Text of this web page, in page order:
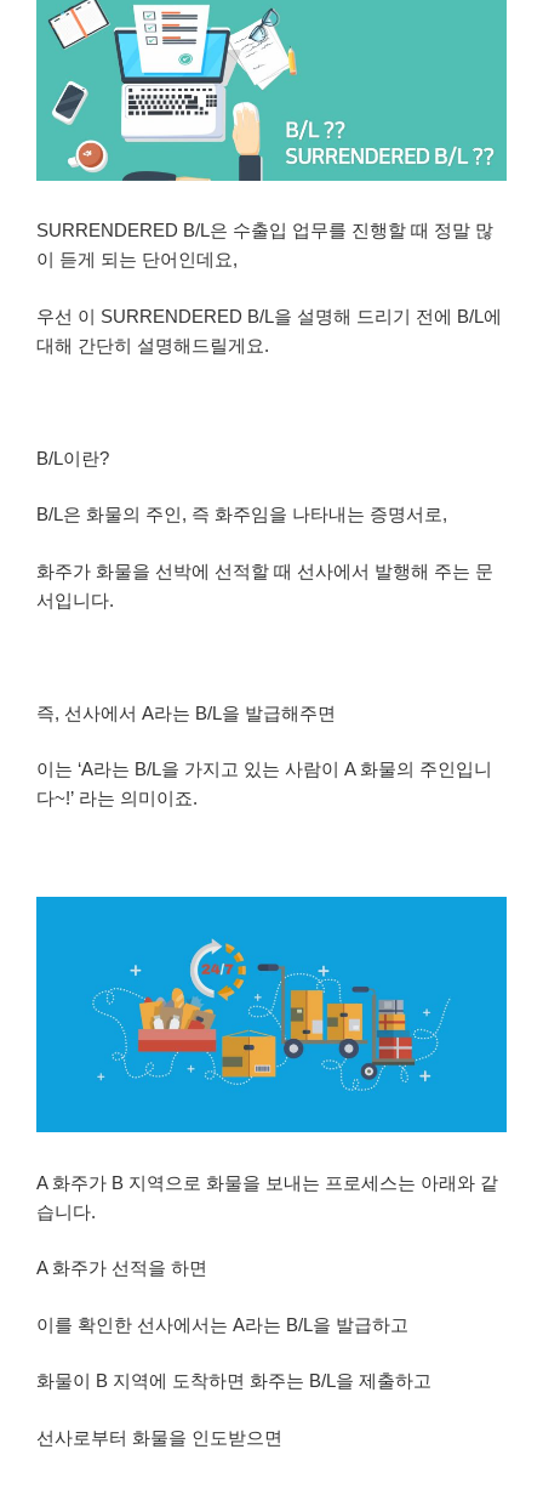
SURRENDERED B/L은 수출입 업무를 진행할 때 정말 많
이 듣게 되는 단어인데요,
우선 이 SURRENDERED B/L을 설명해 드리기 전에 B/L에
대해 간단히 설명해드릴게요.
B/L이란?
B/L은 화물의 주인, 즉 화주임을 나타내는 증명서로,
화주가 화물을 선박에 선적할 때 선사에서 발행해 주는 문
서입니다.
즉, 선사에서 A라는 B/L을 발급해주면
이는 ‘A라는 B/L을 가지고 있는 사람이 A 화물의 주인입니
다~!’ 라는 의미이죠.
A 화주가 B 지역으로 화물을 보내는 프로세스는 아래와 같
습니다.
A 화주가 선적을 하면
이를 확인한 선사에서는 A라는 B/L을 발급하고
화물이 B 지역에 도착하면 화주는 B/L을 제출하고
선사로부터 화물을 인도받으면